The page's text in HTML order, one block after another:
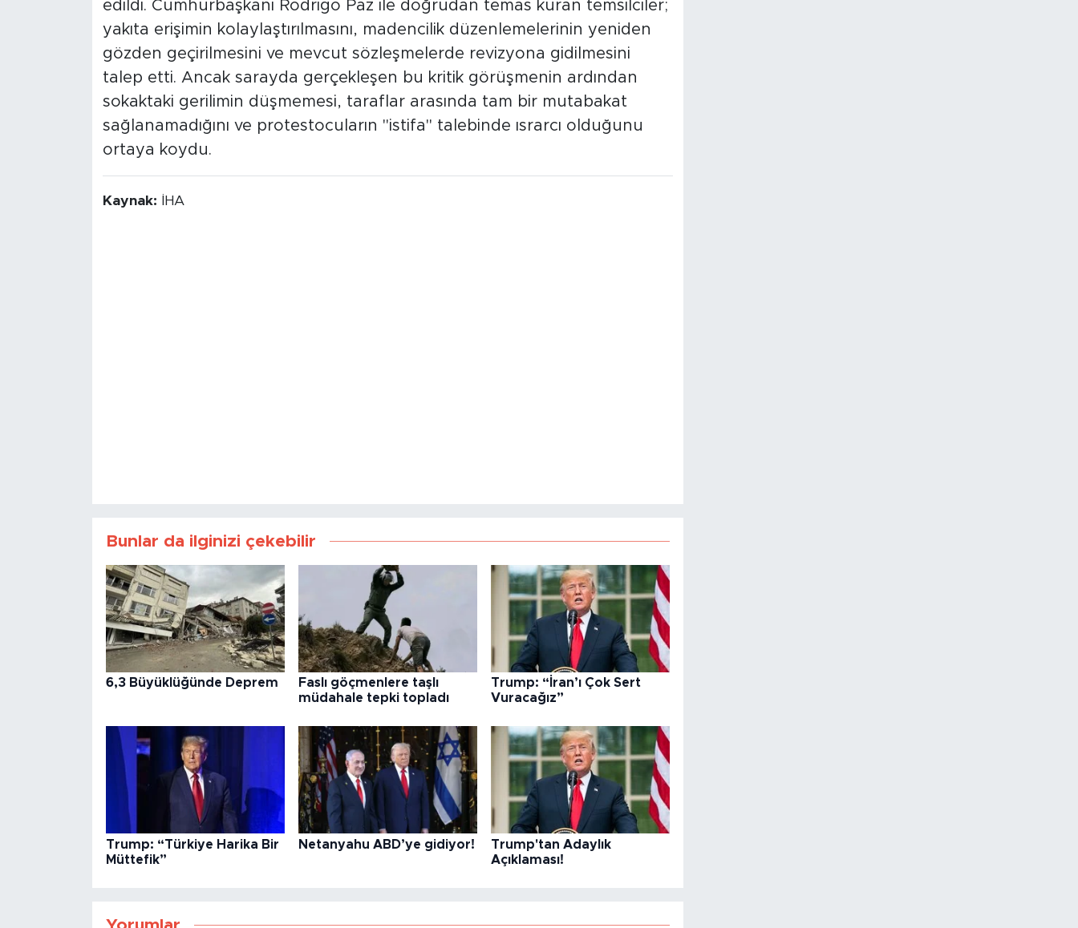
edildi. Cumhurbaşkanı Rodrigo Paz ile doğrudan temas kuran temsilciler;
yakıta erişimin kolaylaştırılmasını, madencilik düzenlemelerinin yeniden
gözden geçirilmesini ve mevcut sözleşmelerde revizyona gidilmesini
talep etti. Ancak sarayda gerçekleşen bu kritik görüşmenin ardından
sokaktaki gerilimin düşmemesi, taraflar arasında tam bir mutabakat
sağlanamadığını ve protestocuların "istifa" talebinde ısrarcı olduğunu
ortaya koydu.
Kaynak: İHA
Bunlar da ilginizi çekebilir
6,3 Büyüklüğünde Deprem
Faslı göçmenlere taşlı
müdahale tepki topladı
Trump: “İran’ı Çok Sert
Vuracağız”
Trump: “Türkiye Harika Bir
Müttefik”
Netanyahu ABD’ye gidiyor!
Trump'tan Adaylık
Açıklaması!